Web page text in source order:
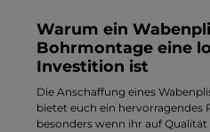
Warum ein
Bohrmontage eine
Investition ist
Die Anschaffung eines
bietet euch ein hervorragendes
besonders wenn ihr auf